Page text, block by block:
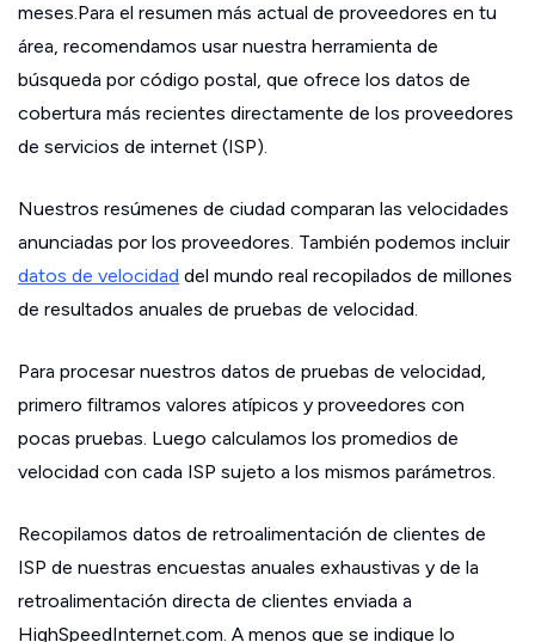
meses.Para el resumen más actual de proveedores en tu
área, recomendamos usar nuestra herramienta de
búsqueda por código postal, que ofrece los datos de
cobertura más recientes directamente de los proveedores
de servicios de internet (ISP).
Nuestros resúmenes de ciudad comparan las velocidades
anunciadas por los proveedores. También podemos incluir
datos de velocidad del mundo real recopilados de millones
de resultados anuales de pruebas de velocidad.
Para procesar nuestros datos de pruebas de velocidad,
primero filtramos valores atípicos y proveedores con
pocas pruebas. Luego calculamos los promedios de
velocidad con cada ISP sujeto a los mismos parámetros.
Recopilamos datos de retroalimentación de clientes de
ISP de nuestras encuestas anuales exhaustivas y de la
retroalimentación directa de clientes enviada a
HighSpeedInternet.com. A menos que se indique lo